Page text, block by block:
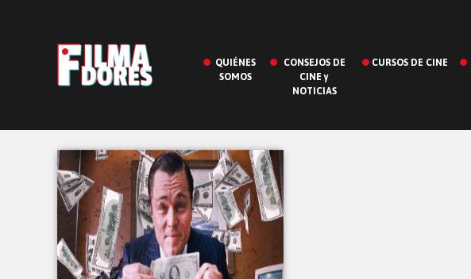
QUIÉNES
SOMOS
CONSEJOS DE
CINE y
NOTICIAS
CURSOS DE CINE